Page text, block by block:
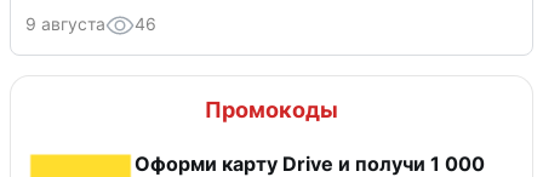
9 августа 46
Промокоды
Оформи карту Drive и получи 1 000